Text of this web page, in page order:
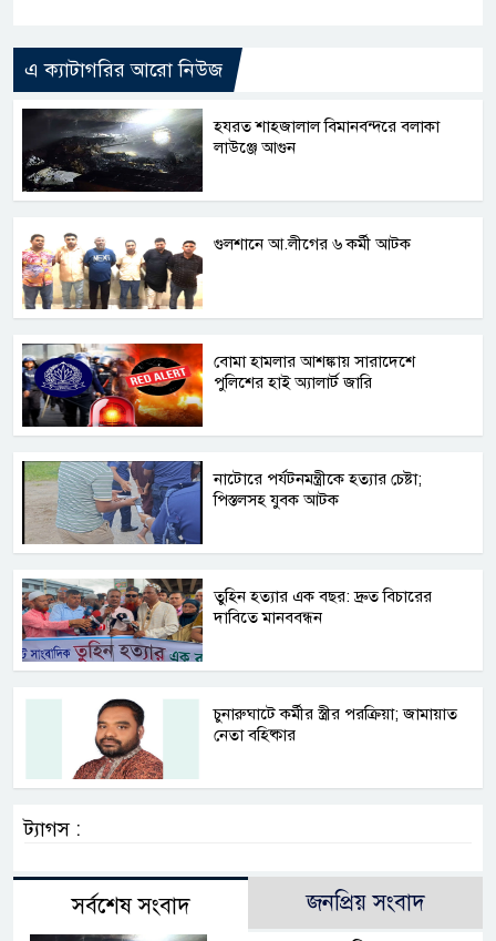
এ ক্যাটাগরির আরো নিউজ
হযরত শাহজালাল বিমানবন্দরে বলাকা
লাউঞ্জে আগুন
গুলশানে আ.লীগের ৬ কর্মী আটক
বোমা হামলার আশঙ্কায় সারাদেশে
পুলিশের হাই অ্যালার্ট জারি
নাটোরে পর্যটনমন্ত্রীকে হত্যার চেষ্টা;
পিস্তলসহ যুবক আটক
তুহিন হত্যার এক বছর: দ্রুত বিচারের
দাবিতে মানববন্ধন
চুনারুঘাটে কর্মীর স্ত্রীর পরক্রিয়া; জামায়াত
নেতা বহিষ্কার
ট্যাগস :
সর্বশেষ সংবাদ জনপ্রিয় সংবাদ